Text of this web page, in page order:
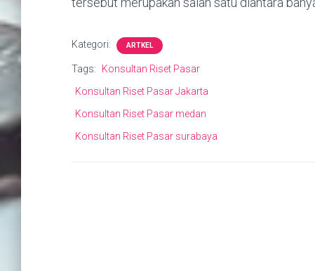
Kategori: ARTKEL
Tags:
Konsultan Riset Pasar
Konsultan Riset Pasar Jakarta
Konsultan Riset Pasar medan
Konsultan Riset Pasar surabaya